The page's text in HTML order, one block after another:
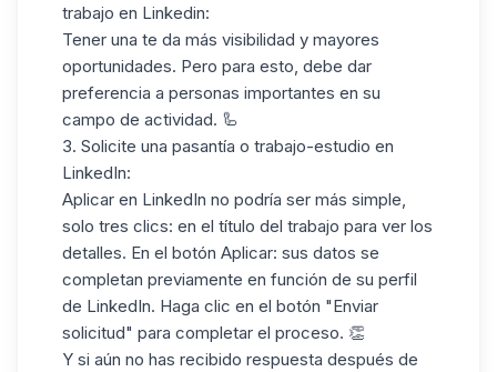
trabajo en Linkedin:
Tener una te da más visibilidad y mayores
oportunidades. Pero para esto, debe dar
preferencia a personas importantes en su
campo de actividad. 🦾
3. Solicite una pasantía o trabajo-estudio en
LinkedIn:
Aplicar en LinkedIn no podría ser más simple,
solo tres clics: en el título del trabajo para ver los
detalles. En el botón Aplicar: sus datos se
completan previamente en función de su perfil
de LinkedIn. Haga clic en el botón "Enviar
solicitud" para completar el proceso. 👏
Y si aún no has recibido respuesta después de